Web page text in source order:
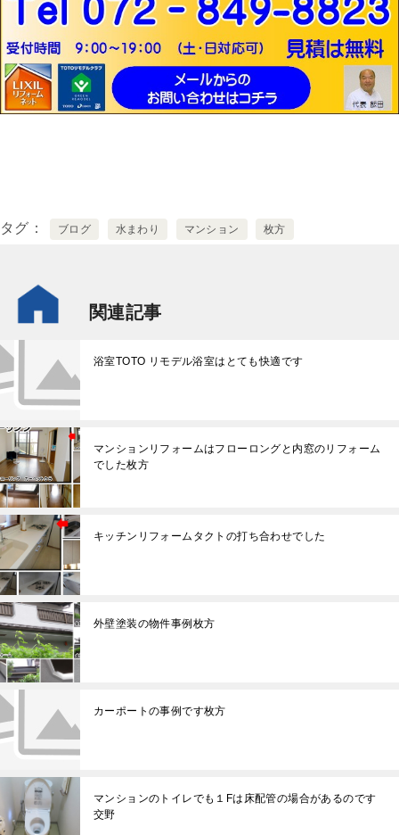
タグ ブログ 水まわり マンション 枚方
関連記事
浴室TOTO リモデル浴室はとても快適です
マンションリフォームはフローロングと内窓のリフォーム
でした枚方
キッチンリフォームタクトの打ち合わせでした
外壁塗装の物件事例枚方
カーポートの事例です枚方
マンションのトイレでも１Fは床配管の場合があるのです
交野